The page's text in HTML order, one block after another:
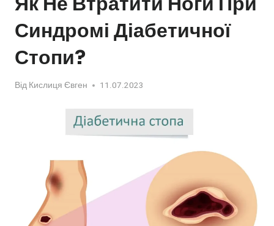
Синдромі Діабетичної
Стопи?
Від Кислиця Євген 11.07.2023